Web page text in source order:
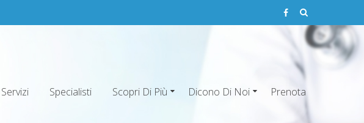
Servizi Specialisti Scopri Di Più Dicono Di Noi Prenota